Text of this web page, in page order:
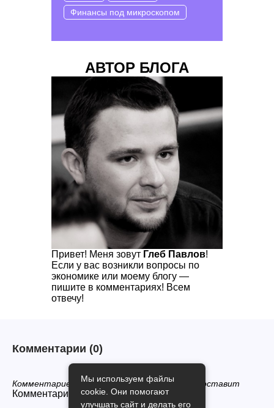
Финансы под микроскопом
АВТОР БЛОГА
Привет! Меня зовут Глеб Павлов!
Если у вас возникли вопросы по
экономике или моему блогу —
пишите в комментариях! Всем
отвечу!
Комментарии (0)
Комментариев нет, будьте первым кто его оставит
Комментарии закрыты.
Мы используем файлы
cookie. Они помогают
улучшать сайт и делать его